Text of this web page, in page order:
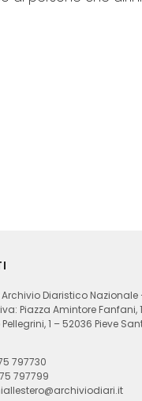
Diaristico Nazionale
Piazza Amintore Fanfani,
1 – 52036 Pieve
797730
797799